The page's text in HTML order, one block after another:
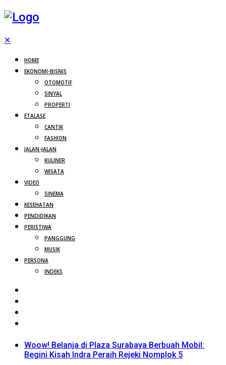
✕
HOME
EKONOMI-BISNIS
OTOMOTIF
SINYAL
PROPERTI
ETALASE
CANTIK
FASHION
JALAN-JALAN
KULINER
WISATA
VIDEO
SINEMA
KESEHATAN
PENDIDIKAN
PERISTIWA
PANGGUNG
MUSIK
PERSONA
INDEKS
Woow! Belanja di Plaza Surabaya Berbuah Mobil:
Begini Kisah Indra Peraih Rejeki Nomplok 5